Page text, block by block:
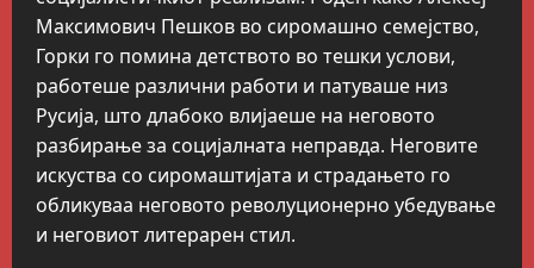
Максимович Пешков во сиромашно семејство,
Горки го помина детството во тешки услови,
работеше различни работи и патуваше низ
Русија, што длабоко влијаеше на неговото
разбирање за социјалната неправда. Неговите
искуства со сиромаштијата и страдањето го
обликуваа неговото револуционерно убедување
и неговиот литерарен стил.